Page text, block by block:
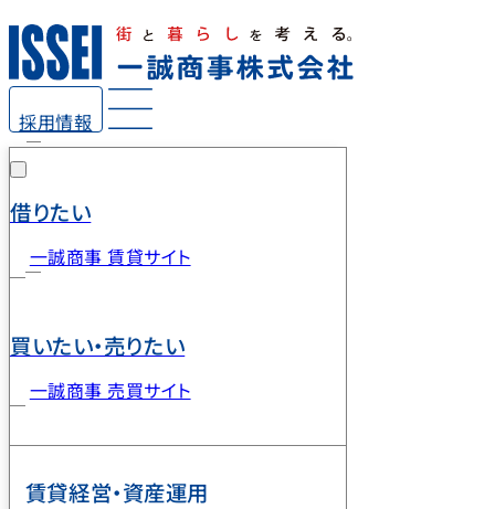
採用情報
借りたい
一誠商事 賃貸サイト
買いたい・売りたい
一誠商事 売買サイト
賃貸経営・資産運用